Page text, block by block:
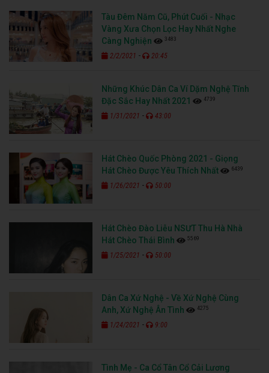
Tàu Đêm Năm Cũ, Phút Cuối - Nhạc
Vàng Xưa Chọn Lọc Hay Nhất Nghe
Càng Nghiện
3483
2/2/2021 - 20:45
Những Khúc Dân Ca Ví Dặm Nghệ Tĩnh
Đặc Sắc Hay Nhất 2021
4739
1/31/2021 - 43:00
Hát Chèo Quốc Phòng 2021 - Giọng
Hát Chèo Được Yêu Thích Nhất
6439
1/26/2021 - 50:00
Hát Chèo Đào Liễu NSƯT Thu Hà Nhà
Hát Chèo Thái Bình
5569
1/25/2021 - 50:00
Dân Ca Xứ Nghệ - Về Xứ Nghệ Cùng
Anh, Xứ Nghệ Ân Tình
4275
1/24/2021 - 9:00
Tình Mẹ - Ca Cổ Tân Cổ Cải Lương